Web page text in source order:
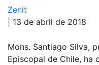
Zenit
| 13 de abril de 2018
Mons. Santiago Silva,
Episcopal de Chile, ha